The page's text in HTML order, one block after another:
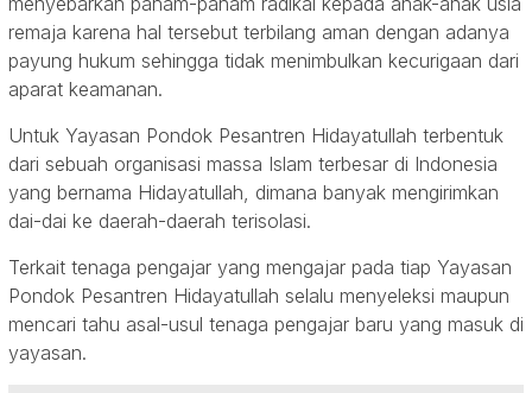
remaja karena hal tersebut terbilang aman dengan adanya
payung hukum sehingga tidak menimbulkan kecurigaan dari
aparat keamanan.
Untuk Yayasan Pondok Pesantren Hidayatullah terbentuk
dari sebuah organisasi massa Islam terbesar di Indonesia
yang bernama Hidayatullah, dimana banyak mengirimkan
dai-dai ke daerah-daerah terisolasi.
Terkait tenaga pengajar yang mengajar pada tiap Yayasan
Pondok Pesantren Hidayatullah selalu menyeleksi maupun
mencari tahu asal-usul tenaga pengajar baru yang masuk di
yayasan.